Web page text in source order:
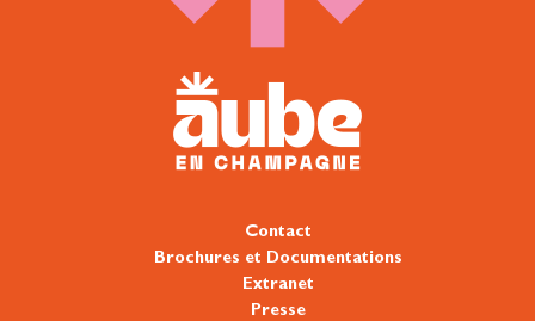
Contact
Brochures et Documentations
Extranet
Presse